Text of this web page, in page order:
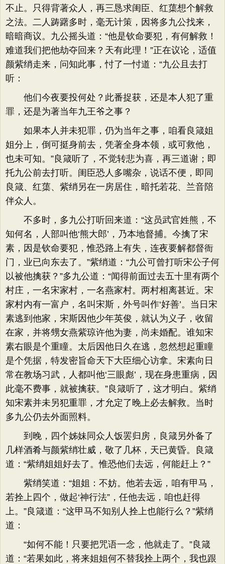
不止。只得背著众人，再三恳求闺臣、红蕖想个解救
之法。二人踌躇多时，毫无计策，因将多九公找来，
暗暗商议。九公摇头道：“他是钦命要犯，有何解救！
难道我们把他劫夺回来？天有此理！”正在议论，适值
颜紫绡走来，问知此事，忖了一忖道：“九公且去打
听：
他们今夜要投何处？此番捉获，还是本人犯了重
罪，还是为著当年九王爷之事？
如果本人并未犯罪，仍为当年之事，咱看良箴姐
姐分上，倒可挺身前去，凭著全身本领，或可救他，
也未可知。”良箴听了，不觉转悲为喜，再三道谢；即
托九公前去打听。闺臣恐人多嘴杂，说话不便，即同
良箴、红蕖、紫绡另在一房居住，暗托若花、兰音陪
伴众人。
不多时，多九公打听回来道：“这员武官姓熊，不
知何名，人部叫他‘熊大郎’，乃本地督捕。今擒了宋
素，因是钦命要犯，惟恐路上有失，连夜要解都督衙
门，业已向东去了。”紫绡道：“九公可曾打听宋公子何
以被他擒获？”多九公道：“闻得前面过去五十里有两个
村庄，一名宋家村，一名燕家村。两村相离甚近。宋
家村内有一富户，名叫宋斯，外号叫作‘好善’。当日宋
素逃到他家，宋斯因他少年英俊，就认为义子，收留
在家，并将甥女燕紫琼许他为妻，尚未婚配。谁知宋
素右眼是个重瞳。太后因他日久在逃，忽然想起重瞳
是个凭据，特发密旨命天下大臣细心访拿。宋素向日
常在教场习武，人都叫他‘三眼彪’，现在身患重病，因
此毫不费事，就被擒获。”良箴听了，这才明白。紫绡
知宋素并未另犯重罪，才允定了晚上必去解救。当时
多九公仍去外面照料。
到晚，四个姊妹同众人饭罢归房，良箴另外备了
几样酒肴与颜紫绡壮威，敬了几杯，天已黄昏。良箴
道：“紫绡姐姐好去了。惟恐他们去远，何能赶上？”
紫绡笑道：“姐姐：不妨。他若去远，咱有甲马，
若拴上四个，做起‘神行法”，任他去远，咱也赶得
上。”良箴道：“这甲马不知别人拴上也能行么？”紫绡
道：
“如何不能！只要把咒语一念，他就走了。”良箴
道：“若果如此，将来姐姐何不替我拴上两个，我也跟